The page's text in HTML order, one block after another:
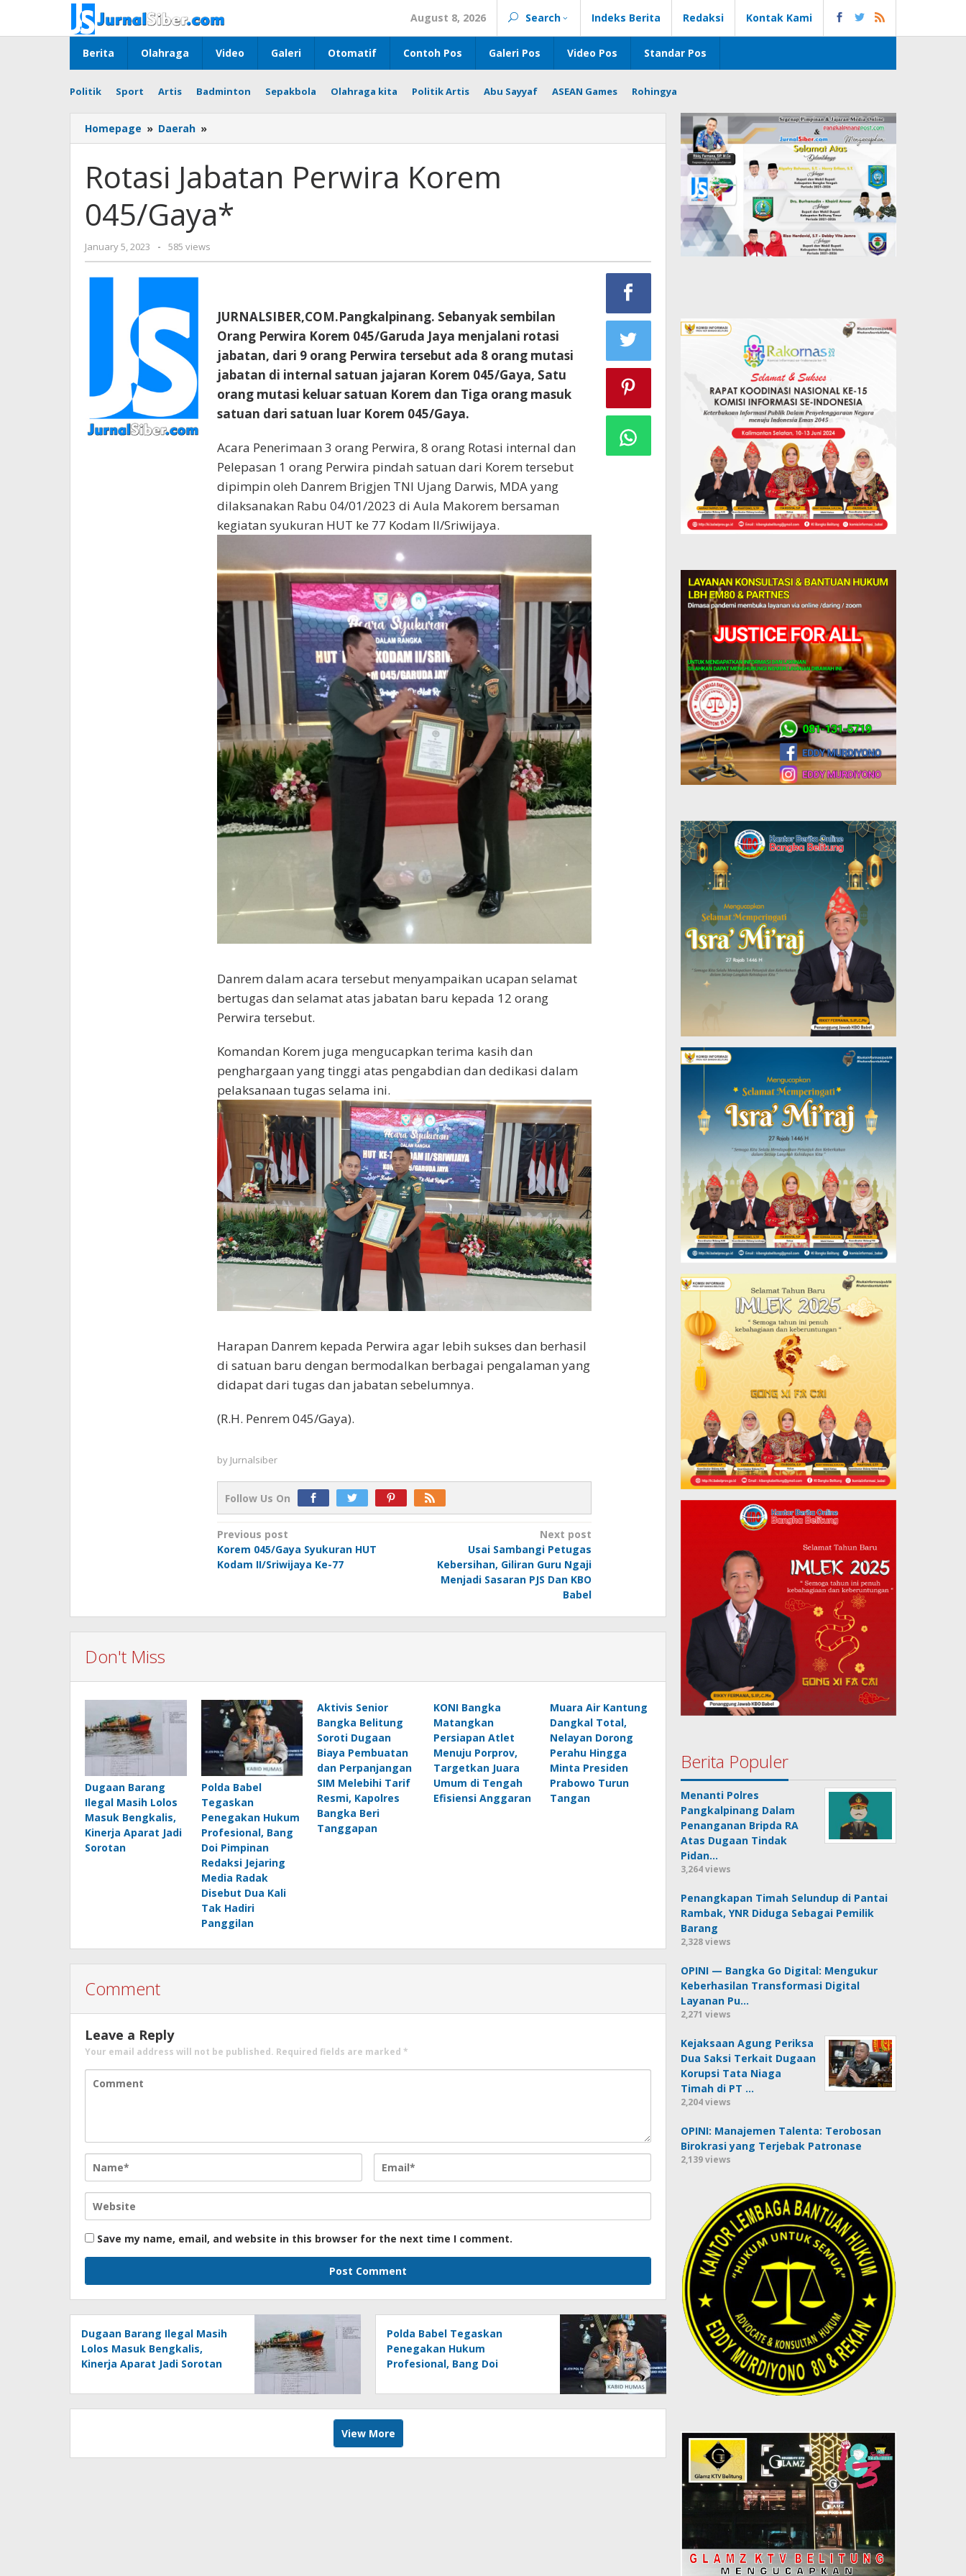
content
August 8, 2026 Search Indeks Berita Redaksi Kontak Kami
Berita Olahraga Video Galeri Otomatif Contoh Pos Galeri Pos Video Pos Standar Pos
Politik Sport Artis Badminton Sepakbola Olahraga kita Politik Artis Abu Sayyaf ASEAN Games Rohingya
Homepage » Daerah »
Jabatan
Korem
045/Gaya*
Rotasi Jabatan Perwira Korem
045/Gaya*
January 5, 2023
by
Jurnalsiber
- 585 views
JURNALSIBER,COM.Pangkalpinang. Sebanyak sembilan
Orang Perwira Korem 045/Garuda Jaya menjalani rotasi
jabatan, dari 9 orang Perwira tersebut ada 8 orang mutasi
jabatan di internal satuan jajaran Korem 045/Gaya, Satu
orang mutasi keluar satuan Korem dan Tiga orang masuk
satuan dari satuan luar Korem 045/Gaya.
Acara Penerimaan 3 orang Perwira, 8 orang Rotasi internal dan
Pelepasan 1 orang Perwira pindah satuan dari Korem tersebut
dipimpin oleh Danrem Brigjen TNI Ujang Darwis, MDA yang
dilaksanakan Rabu 04/01/2023 di Aula Makorem bersaman
kegiatan syukuran HUT ke 77 Kodam II/Sriwijaya.
Danrem dalam acara tersebut menyampaikan ucapan selamat
bertugas dan selamat atas jabatan baru kepada 12 orang
Perwira tersebut.
Komandan Korem juga mengucapkan terima kasih dan
penghargaan yang tinggi atas pengabdian dan dedikasi dalam
pelaksanaan tugas selama ini.
Harapan Danrem kepada Perwira agar lebih sukses dan berhasil
di satuan baru dengan bermodalkan berbagai pengalaman yang
didapat dari tugas dan jabatan sebelumnya.
(R.H. Penrem 045/Gaya).
by Jurnalsiber
Follow Us On
Post
navigation
Previous post
Korem 045/Gaya Syukuran HUT
Kodam II/Sriwijaya Ke-77
Next post
Usai Sambangi Petugas
Kebersihan, Giliran Guru Ngaji
Menjadi Sasaran PJS Dan KBO
Babel
Don't Miss
Dugaan Barang
Ilegal Masih Lolos
Masuk Bengkalis,
Kinerja Aparat Jadi
Sorotan
Polda Babel
Tegaskan
Penegakan Hukum
Profesional, Bang
Doi Pimpinan
Redaksi Jejaring
Media Radak
Disebut Dua Kali
Tak Hadiri
Panggilan
Aktivis Senior
Bangka Belitung
Soroti Dugaan
Biaya Pembuatan
dan Perpanjangan
SIM Melebihi Tarif
Resmi, Kapolres
Bangka Beri
Tanggapan
KONI Bangka
Matangkan
Persiapan Atlet
Menuju Porprov,
Targetkan Juara
Umum di Tengah
Efisiensi Anggaran
Muara Air Kantung
Dangkal Total,
Nelayan Dorong
Perahu Hingga
Minta Presiden
Prabowo Turun
Tangan
Comment
Leave a Reply
Your email address will not be published. Required fields are marked *
Save my name, email, and website in this browser for the next time I comment.
Dugaan Barang Ilegal Masih
Lolos Masuk Bengkalis,
Kinerja Aparat Jadi Sorotan
Polda Babel Tegaskan
Penegakan Hukum
Profesional, Bang Doi
Media Radak Disebut Dua Kali
Tak Hadiri Panggilan
View More
Berita Populer
Menanti Polres
Pangkalpinang Dalam
Penanganan Bripda RA
Atas Dugaan Tindak
Pidan…
3,264 views
Penangkapan Timah Selundup di Pantai
Rambak, YNR Diduga Sebagai Pemilik
Barang
2,328 views
OPINI — Bangka Go Digital: Mengukur
Keberhasilan Transformasi Digital
Layanan Pu…
2,271 views
Kejaksaan Agung Periksa
Dua Saksi Terkait Dugaan
Korupsi Tata Niaga
Timah di PT …
2,204 views
OPINI: Manajemen Talenta: Terobosan
Birokrasi yang Terjebak Patronase
2,139 views